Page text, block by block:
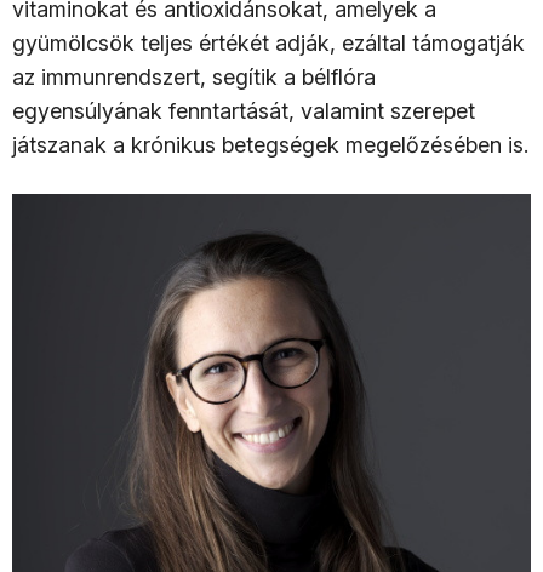
vitaminokat és antioxidánsokat, amelyek a
gyümölcsök teljes értékét adják, ezáltal támogatják
az immunrendszert, segítik a bélflóra
egyensúlyának fenntartását, valamint szerepet
játszanak a krónikus betegségek megelőzésében is.